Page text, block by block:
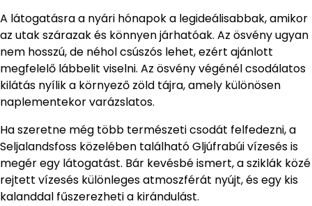
A látogatásra a nyári hónapok a legideálisabbak, amikor
az utak szárazak és könnyen járhatóak. Az ösvény ugyan
nem hosszú, de néhol csúszós lehet, ezért ajánlott
megfelelő lábbelit viselni. Az ösvény végénél csodálatos
kilátás nyílik a környező zöld tájra, amely különösen
naplementekor varázslatos.
Ha szeretne még több természeti csodát felfedezni, a
Seljalandsfoss közelében található Gljúfrabúi vízesés is
megér egy látogatást. Bár kevésbé ismert, a sziklák közé
rejtett vízesés különleges atmoszférát nyújt, és egy kis
kalanddal fűszerezheti a kirándulást.